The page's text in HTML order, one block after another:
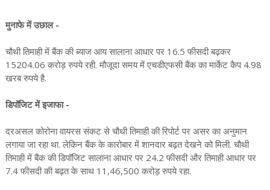
मुनाफे में उछाल -
चौथी तिमाही में बैंक की ब्याज आय सालाना आधार पर 16.5 फीसदी बढ़कर
15204.06 करोड़ रुपये रही. मौजूदा समय में एचडीएफसी बैंक का मार्केट कैप 4.98
खरब रुपये है.
डिपॉजिट में इजाफा -
दरअसल कोरोना वायरस संकट से चौथी तिमाही की रिपोर्ट पर असर का अनुमान
लगाया जा रहा था. लेकिन बैंक के कारोबार में शानदार बढ़त देखने को मिली. चौथी
तिमाही में बैंक की डिपॉजिट सालाना आधार पर 24.2 फीसदी और तिमाही आधार पर
7.4 फीसदी की बढ़त के साथ 11,46,500 करोड़ रुपये रहा.